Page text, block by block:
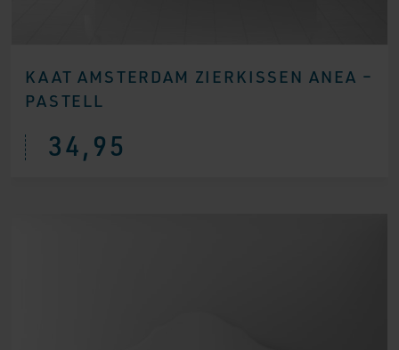
KAAT AMSTERDAM ZIERKISSEN ANEA –
PASTELL
34,95